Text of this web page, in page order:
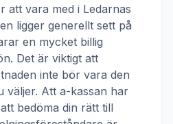
att vara med i Ledarnas
ligger generellt sett på
en mycket billig
Det är viktigt att
inte bör vara den
väljer. Att a-kassan har
bedöma din rätt till